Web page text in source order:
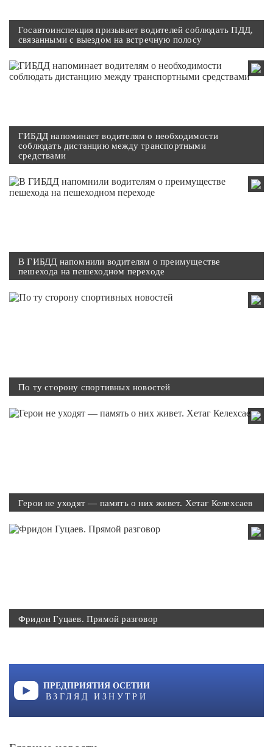
Госавтоинспекция призывает водителей соблюдать ПДД,
связанными с выездом на встречную полосу
ГИБДД напоминает водителям о необходимости
соблюдать дистанцию между транспортными
средствами
В ГИБДД напомнили водителям о преимуществе
пешехода на пешеходном переходе
По ту сторону спортивных новостей
Герои не уходят — память о них живет. Хетаг Келехсаев
Фридон Гуцаев. Прямой разговор
ПРЕДПРИЯТИЯ ОСЕТИИ
ВЗГЛЯД ИЗНУТРИ